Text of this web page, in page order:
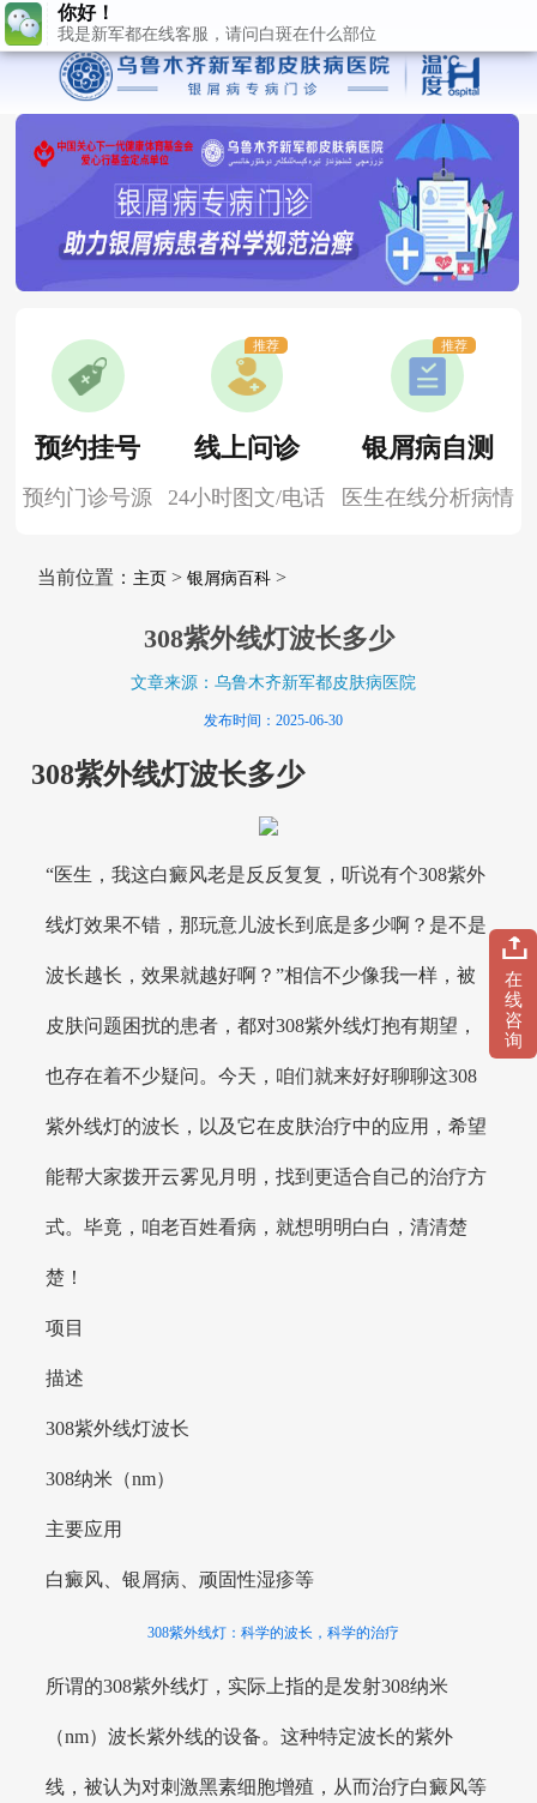
预约挂号
预约门诊号源
线上问诊
24小时图文/电话
推荐
银屑病自测
医生在线分析病情
推荐
当前位置： 主页> 银屑病百科>
308紫外线灯波长多少
文章来源：乌鲁木齐新军都皮肤病医院
发布时间：2025-06-30
308紫外线灯波长多少
“医生，我这白癜风老是反反复复，听说有个308紫外
线灯效果不错，那玩意儿波长到底是多少啊？是不是
波长越长，效果就越好啊？”相信不少像我一样，被
皮肤问题困扰的患者，都对308紫外线灯抱有期望，
也存在着不少疑问。今天，咱们就来好好聊聊这308
紫外线灯的波长，以及它在皮肤治疗中的应用，希望
能帮大家拨开云雾见月明，找到更适合自己的治疗方
式。毕竟，咱老百姓看病，就想明明白白，清清楚
楚！
项目
描述
308紫外线灯波长
308纳米（nm）
主要应用
白癜风、银屑病、顽固性湿疹等
308紫外线灯：科学的波长，科学的治疗
所谓的308紫外线灯，实际上指的是发射308纳米
（nm）波长紫外线的设备。这种特定波长的紫外
线，被认为对刺激黑素细胞增殖，从而治疗白癜风等
在
线
咨
询